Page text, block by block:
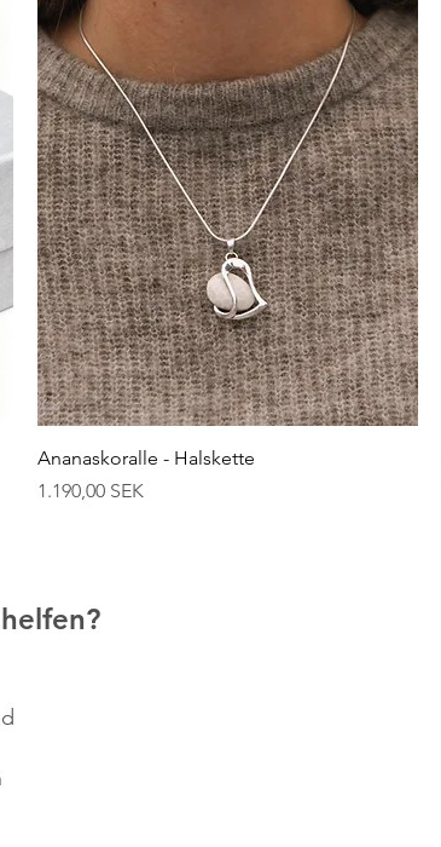
Schnellansicht
Ananaskoralle - Halskette
Preis
1.190,00 SEK